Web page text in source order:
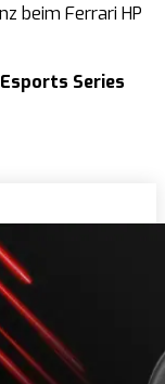
beim Ferrari HP
Series